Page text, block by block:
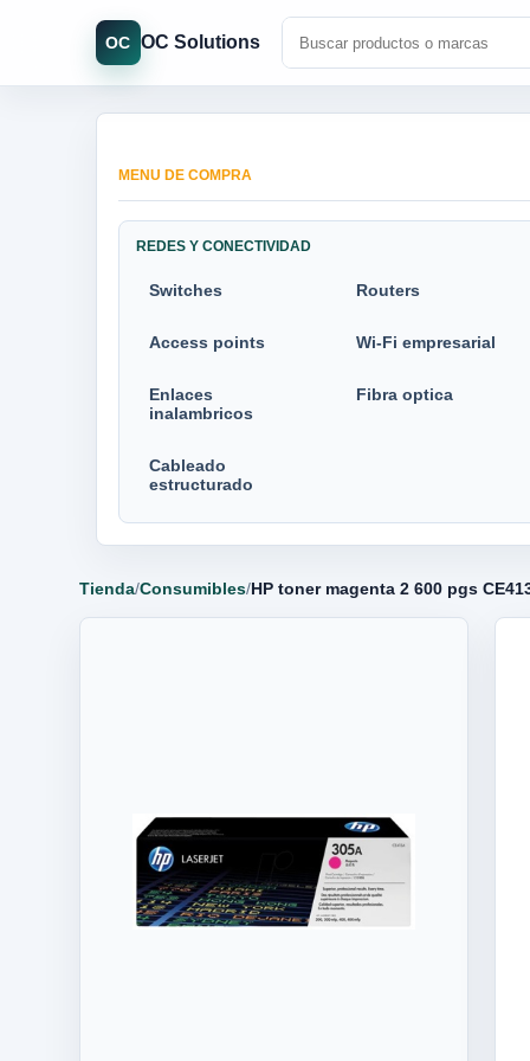
OC OC Solutions
MENU DE COMPRA
REDES Y CONECTIVIDAD
Switches Routers
Access points Wi-Fi empresarial
Enlaces
inalambricos
Fibra optica
Cableado
estructurado
Tienda/Consumibles/HP toner magenta 2 600 pgs